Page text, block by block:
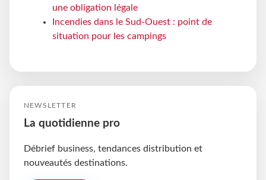
une obligation légale
Incendies dans le Sud-Ouest : point de
situation pour les campings
NEWSLETTER
La quotidienne pro
Débrief business, tendances distribution et
nouveautés destinations.